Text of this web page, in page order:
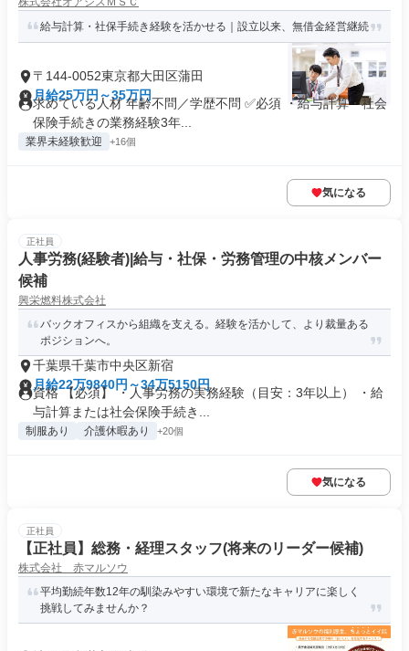
給与計算・社保手続き経験を活かせる｜設立以来、無借金経営継続
〒144-0052東京都大田区蒲田
月給25万円～35万円
求めている人材 年齢不問／学歴不問 ✅必須 ・給与計算・社会
保険手続きの業務経験3年...
業界未経験歓迎 +16個
気になる
正社員
人事労務(経験者)|給与・社保・労務管理の中核メンバー
候補
興栄燃料株式会社
バックオフィスから組織を支える。経験を活かして、より裁量ある
ポジションへ。
千葉県千葉市中央区新宿
月給22万9840円～34万5150円
資格 【必須】 ・人事労務の実務経験（目安：3年以上） ・給
与計算または社会保険手続き...
制服あり 介護休暇あり +20個
気になる
正社員
【正社員】総務・経理スタッフ(将来のリーダー候補)
株式会社 赤マルソウ
平均勤続年数12年の馴染みやすい環境で新たなキャリアに楽しく
挑戦してみませんか？